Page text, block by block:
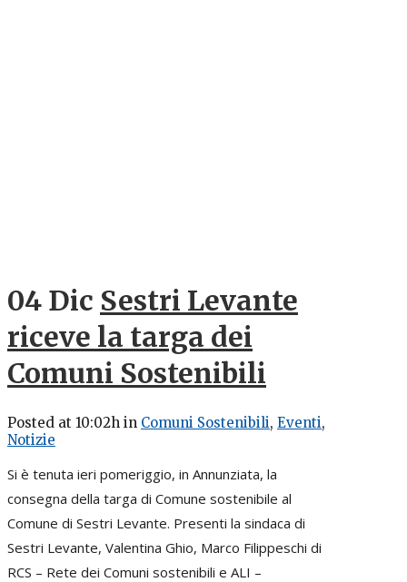
04 Dic Sestri Levante
riceve la targa dei
Comuni Sostenibili
Posted at 10:02h in Comuni Sostenibili, Eventi,
Notizie
Si è tenuta ieri pomeriggio, in Annunziata, la
consegna della targa di Comune sostenibile al
Comune di Sestri Levante. Presenti la sindaca di
Sestri Levante, Valentina Ghio, Marco Filippeschi di
RCS – Rete dei Comuni sostenibili e ALI –